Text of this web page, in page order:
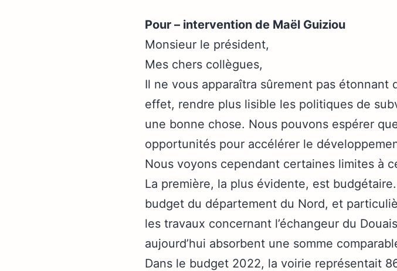
Pour – intervention de Maël Guiziou
Monsieur le président,
Mes chers collègues,
Il ne vous apparaîtra sûrement pas
effet, rendre plus lisible les politiques de
une bonne chose. Nous pouvons espérer
opportunités pour accélérer le
Nous voyons cependant certaines limites à
La première, la plus évidente, est
budget du département du Nord, et
les travaux concernant l’échangeur du
aujourd’hui absorbent une somme
Dans le budget 2022, la voirie représentait